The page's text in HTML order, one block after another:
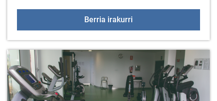
Berria irakurri